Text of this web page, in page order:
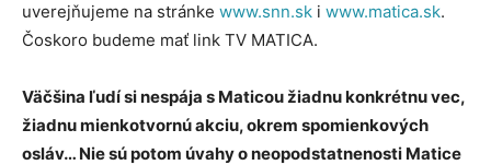
uverejňujeme na stránke www.snn.sk i www.matica.sk.
Čoskoro budeme mať link TV MATICA.
Väčšina ľudí si nespája s Maticou žiadnu konkrétnu vec,
žiadnu mienkotvornú akciu, okrem spomienkových
osláv… Nie sú potom úvahy o neopodstatnenosti Matice